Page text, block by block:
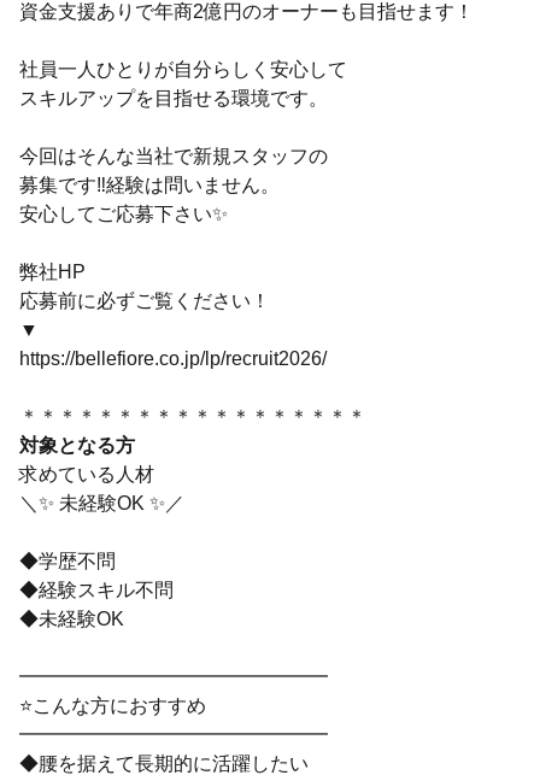
資金支援ありで年商2億円のオーナーも目指せます！
社員一人ひとりが自分らしく安心して
スキルアップを目指せる環境です。
今回はそんな当社で新規スタッフの
募集です‼経験は問いません。
安心してご応募下さい✨
弊社HP
応募前に必ずご覧ください！
▼
https://bellefiore.co.jp/lp/recruit2026/
＊＊＊＊＊＊＊＊＊＊＊＊＊＊＊＊＊＊
対象となる方
求めている人材
＼✨ 未経験OK ✨／
◆学歴不問
◆経験スキル不問
◆未経験OK
━━━━━━━━━━━━━━━━
⭐こんな方におすすめ
━━━━━━━━━━━━━━━━
◆腰を据えて長期的に活躍したい